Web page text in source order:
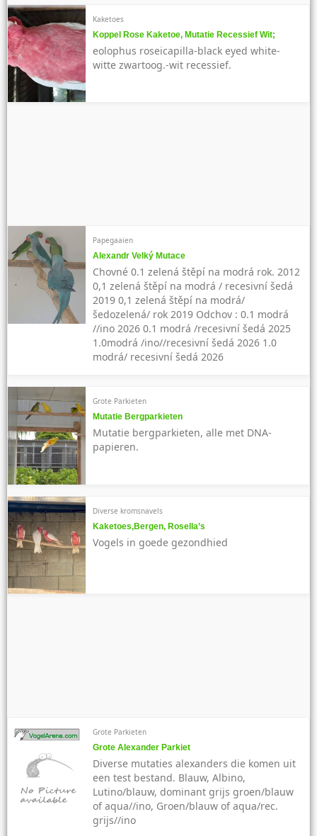
Kaketoes
Koppel Rose Kaketoe, Mutatie Recessief Wit;
eolophus roseicapilla-black eyed white-
witte zwartoog.-wit recessief.
Papegaaien
Alexandr Velký Mutace
Chovné 0.1 zelená štěpí na modrá rok. 2012
0,1 zelená štěpí na modrá / recesivní šedá
2019 0,1 zelená štěpí na modrá/
šedozelená/ rok 2019 Odchov : 0.1 modrá
//ino 2026 0.1 modrá /recesivní šedá 2025
1.0modrá /ino//recesivní šedá 2026 1.0
modrá/ recesivní šedá 2026
Grote Parkieten
Mutatie Bergparkieten
Mutatie bergparkieten, alle met DNA-
papieren.
Diverse kromsnavels
Kaketoes,Bergen, Rosella’s
Vogels in goede gezondhied
Grote Parkieten
Grote Alexander Parkiet
Diverse mutaties alexanders die komen uit
een test bestand. Blauw, Albino,
Lutino/blauw, dominant grijs groen/blauw
of aqua//ino, Groen/blauw of aqua/rec.
grijs//ino